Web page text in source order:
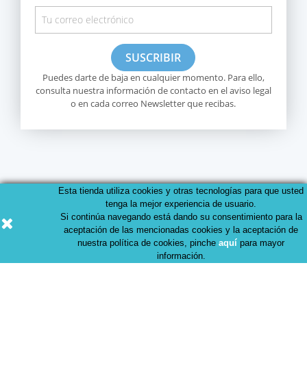
Puedes darte de baja en cualquier momento. Para ello,
consulta nuestra información de contacto en el aviso legal
o en cada correo Newsletter que recibas.
Esta tienda utiliza cookies y otras tecnologías para que usted
tenga la mejor experiencia de usuario.
Si continúa navegando está dando su consentimiento para la
aceptación de las mencionadas cookies y la aceptación de
nuestra política de cookies, pinche aquí para mayor
información.